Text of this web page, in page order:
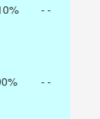
- -
- -